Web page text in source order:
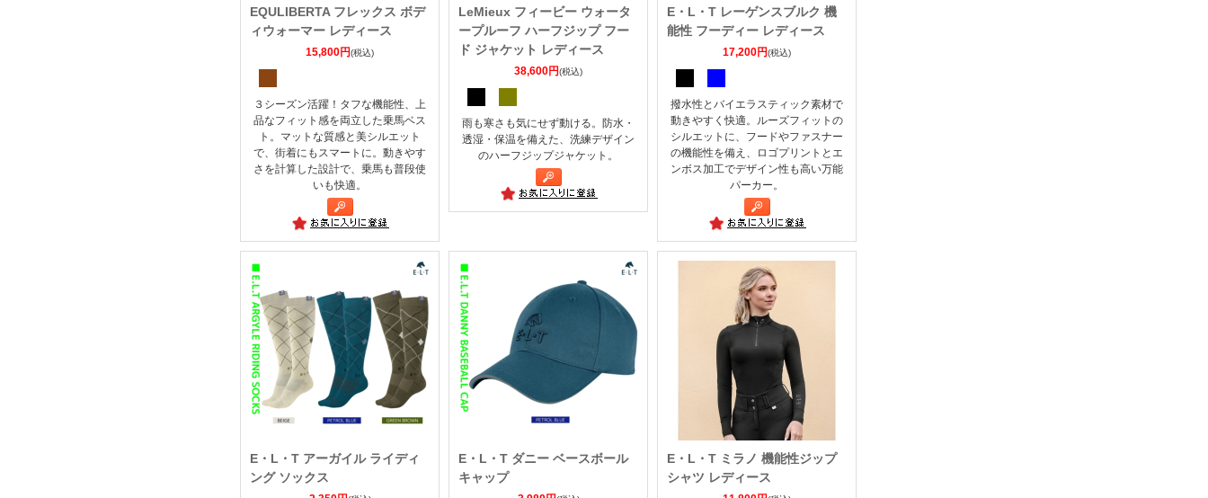
EQULIBERTA フレックス ボデ
ィウォーマー レディース
15,800円(税込)
３シーズン活躍！タフな機能性、上
品なフィット感を両立した乗馬ベス
ト。マットな質感と美シルエット
で、街着にもスマートに。動きやす
さを計算した設計で、乗馬も普段使
いも快適。
LeMieux フィービー ウォータ
ープルーフ ハーフジップ フー
ド ジャケット レディース
38,600円(税込)
雨も寒さも気にせず動ける。防水・
透湿・保温を備えた、洗練デザイン
のハーフジップジャケット。
E・L・T レーゲンスブルク 機
能性 フーディー レディース
17,200円(税込)
撥水性とバイエラスティック素材で
動きやすく快適。ルーズフィットの
シルエットに、フードやファスナー
の機能性を備え、ロゴプリントとエ
ンボス加工でデザイン性も高い万能
パーカー。
E・L・T アーガイル ライディ
ング ソックス
E・L・T ダニー ベースボール
キャップ
E・L・T ミラノ 機能性ジップ
シャツ レディース